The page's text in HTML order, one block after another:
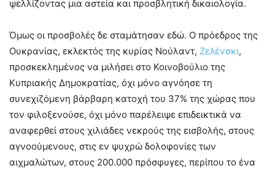
ψελλίζοντας μια αστεία και προσβλητική δικαιολογία.
Όμως οι προσβολές δε σταμάτησαν εδώ. Ο πρόεδρος της
Ουκρανίας, εκλεκτός της κυρίας Νούλαντ, Ζελένσκι,
προσκεκλημένος να μιλήσει στο Κοινοβούλιο της
Κυπριακής Δημοκρατίας, όχι μόνο αγνόησε τη
συνεχιζόμενη βάρβαρη κατοχή του 37% της χώρας που
τον φιλοξενούσε, όχι μόνο παρέλειψε επιδεικτικά να
αναφερθεί στους χιλιάδες νεκρούς της εισβολής, στους
αγνοούμενους, στις εν ψυχρώ δολοφονίες των
αιχμαλώτων, στους 200.000 πρόσφυγες, περίπου το ένα